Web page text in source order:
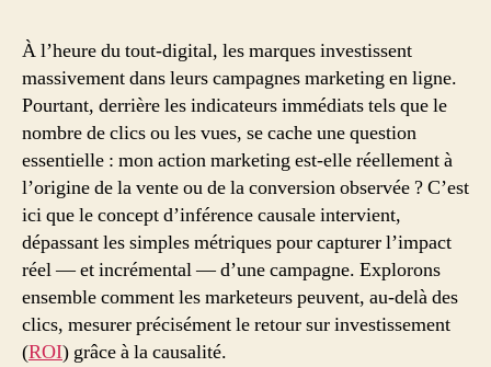
À l’heure du tout-digital, les marques investissent
massivement dans leurs campagnes marketing en ligne.
Pourtant, derrière les indicateurs immédiats tels que le
nombre de clics ou les vues, se cache une question
essentielle : mon action marketing est-elle réellement à
l’origine de la vente ou de la conversion observée ? C’est
ici que le concept d’inférence causale intervient,
dépassant les simples métriques pour capturer l’impact
réel — et incrémental — d’une campagne. Explorons
ensemble comment les marketeurs peuvent, au-delà des
clics, mesurer précisément le retour sur investissement
(ROI) grâce à la causalité.